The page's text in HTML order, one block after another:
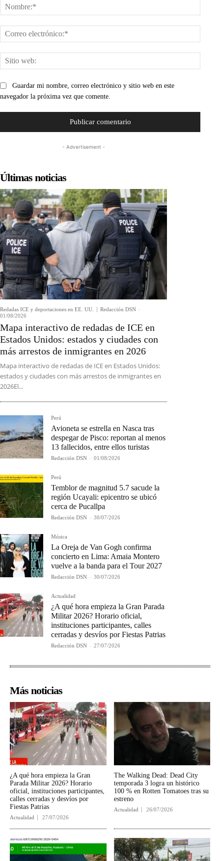
web:
Guardar mi nombre, correo electrónico y sitio web en este
navegador la próxima vez que comente.
- Advertisement -
Últimas noticias
Redadas ICE y deportaciones en EE. UU. Redacción DSN -
01/08/2026
Mapa interactivo de redadas de ICE en
Estados Unidos: estados y ciudades con
más arrestos de inmigrantes en 2026
Mapa interactivo de redadas de ICE en Estados Unidos:
estados y ciudades con más arrestos de inmigrantes en
2026El...
Perú
Avioneta se estrella en Nasca tras
despegar de Pisco: reportan al menos
13 fallecidos, entre ellos turistas
Redacción DSN - 01/08/2026
Perú
Temblor de magnitud 5.7 sacude la
región Ucayali: epicentro se ubicó
cerca de Pucallpa
Redacción DSN - 30/07/2026
Música
La Oreja de Van Gogh confirma
concierto en Lima: Amaia Montero
vuelve a la banda para el Tour 2027
Redacción DSN - 30/07/2026
Actualidad
¿A qué hora empieza la Gran Parada
Militar 2026? Horario oficial,
instituciones participantes, calles
cerradas y desvíos por Fiestas Patrias
Redacción DSN - 27/07/2026
Más noticias
¿A qué hora empieza la Gran
Parada Militar 2026? Horario
oficial, instituciones participantes,
calles cerradas y desvíos por
Fiestas Patrias
Actualidad 27/07/2026
The Walking Dead: Dead City
temporada 3 logra un histórico
100 % en Rotten Tomatoes tras su
estreno
Actualidad 26/07/2026